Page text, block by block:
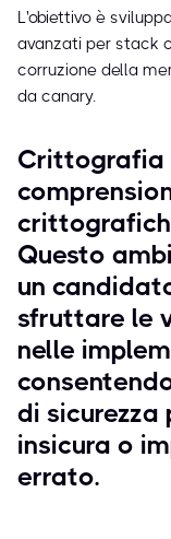
L'obiettivo è
avanzati per stack
corruzione della
da canary.
Crittografia
Questo
un
sfruttare le
nelle
di
insicura o
errato.